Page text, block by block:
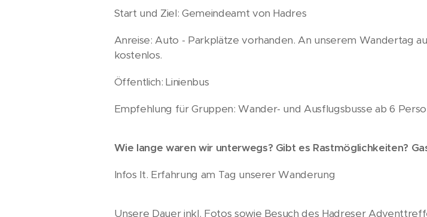
Start und Ziel: Gemeindeamt von Hadres
Anreise: Auto - Parkplätze vorhanden. An unserem Wandertag
kostenlos.
Öffentlich: Linienbus
Empfehlung für Gruppen: Wander- und Ausflugsbusse ab 6
Wie lange waren wir unterwegs? Gibt es Rastmöglichkeiten?
Infos lt. Erfahrung am Tag unserer Wanderung
Unsere Dauer inkl. Fotos sowie Besuch des Hadreser